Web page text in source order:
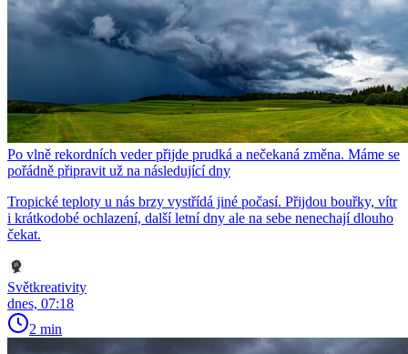
Po vlně rekordních veder přijde prudká a nečekaná změna. Máme se
pořádně připravit už na následující dny
Tropické teploty u nás brzy vystřídá jiné počasí. Přijdou bouřky, vítr
i krátkodobé ochlazení, další letní dny ale na sebe nenechají dlouho
čekat.
Světkreativity
dnes, 07:18
2 min